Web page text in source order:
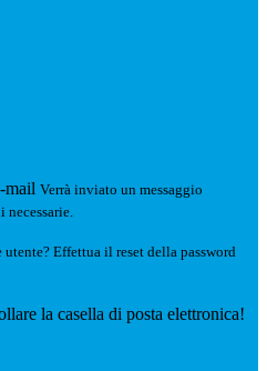
mail Verrà inviato un messaggio
Effettua il reset della password
la casella di posta elettronica!